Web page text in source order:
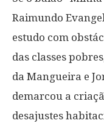
Raimundo
estudo com
das classes
da Mangueira e
demarcou a
desajustes